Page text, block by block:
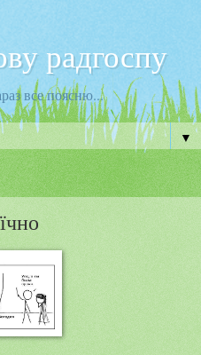
радгоспу
все поясню...
▼